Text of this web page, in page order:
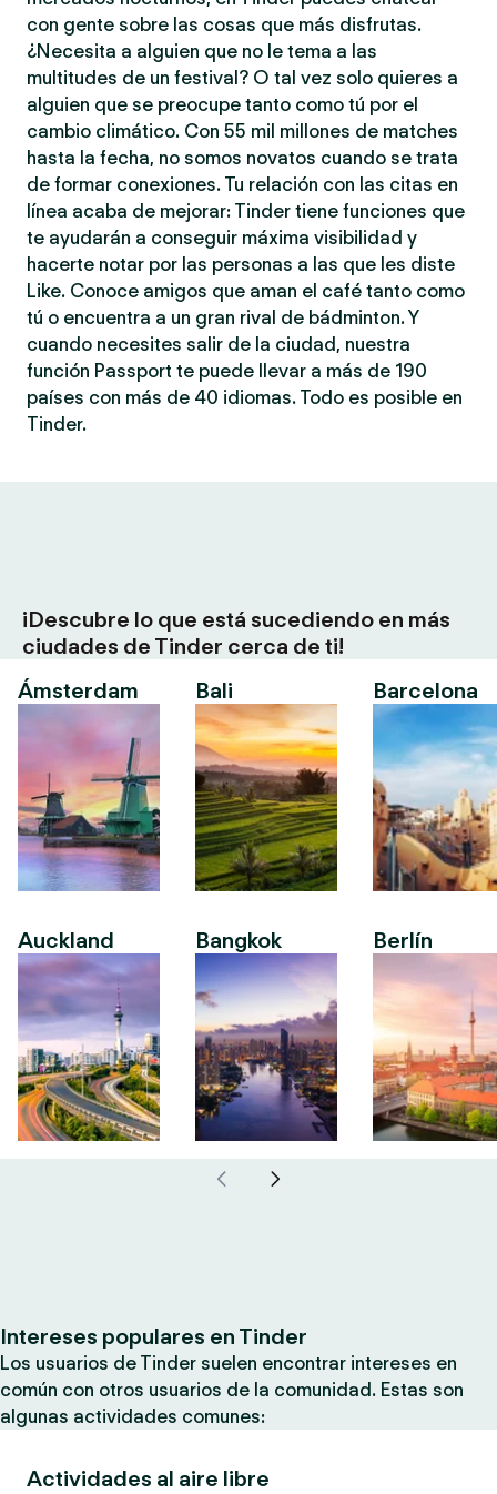
con gente sobre las cosas que más disfrutas.
¿Necesita a alguien que no le tema a las
multitudes de un festival? O tal vez solo quieres a
alguien que se preocupe tanto como tú por el
cambio climático. Con 55 mil millones de matches
hasta la fecha, no somos novatos cuando se trata
de formar conexiones. Tu relación con las citas en
línea acaba de mejorar: Tinder tiene funciones que
te ayudarán a conseguir máxima visibilidad y
hacerte notar por las personas a las que les diste
Like. Conoce amigos que aman el café tanto como
tú o encuentra a un gran rival de bádminton. Y
cuando necesites salir de la ciudad, nuestra
función Passport te puede llevar a más de 190
países con más de 40 idiomas. Todo es posible en
Tinder.
¡Descubre lo que está sucediendo en más
ciudades de Tinder cerca de ti!
Ámsterdam
Auckland
Bali
Bangkok
Barcelona
Berlín
Intereses populares en Tinder
Los usuarios de Tinder suelen encontrar intereses en
común con otros usuarios de la comunidad. Estas son
algunas actividades comunes:
Actividades al aire libre